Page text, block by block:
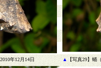
年12月14日 ▲ 【写真29】蛹